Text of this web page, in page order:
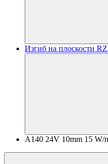
Изгиб на плоскости RZ
A140 24V 10mm 15 W/